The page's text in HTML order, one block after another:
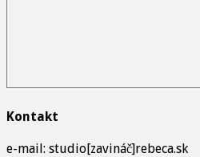
Kontakt
e-mail: studio[zavináč]rebeca.sk